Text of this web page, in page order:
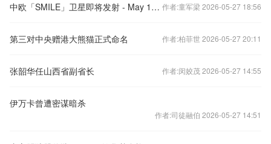
中欧「SMILE」卫星即将发射 - May 18, 2026 作者:童军梁 2026-05-27 18:56
第三对中央赠港大熊猫正式命名 作者:柏菲世 2026-05-27 20:11
张韶华任山西省副省长 作者:闵姣茂 2026-05-27 14:55
伊万卡曾遭密谋暗杀
作者:司徒融伯 2026-05-27 14:51